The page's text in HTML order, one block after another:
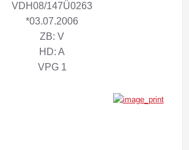
VDH08/147Ü0263
*03.07.2006
ZB: V
HD: A
VPG 1